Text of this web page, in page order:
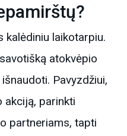
kalėdiniu laikotarpiu.
atokvėpio
Pavyzdžiui,
akciją, parinkti
partneriams, tapti